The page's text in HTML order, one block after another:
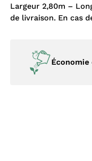
Largeur 2,80m –
de livraison. En cas
Économie